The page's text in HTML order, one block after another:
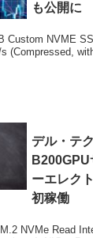
も公開に
Custom NVME
(Compressed,
デル・テ
ーエレク
初稼働
M.2 NVMe Read